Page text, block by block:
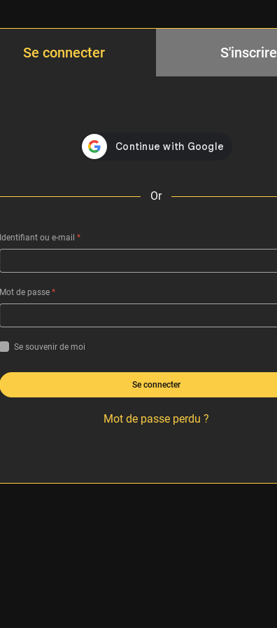
Se connecter S'inscrire
Or
Identifiant ou e-mail *
Mot de passe *
Se souvenir de moi
Se connecter
Mot de passe perdu ?